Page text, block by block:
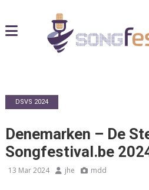
DSVS 2024
Denemarken – De
Songfestival.be
13 Mar 2024 jhe mdd